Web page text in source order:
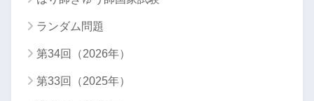
ランダム問題
第34回（2026年）
第33回（2025年）